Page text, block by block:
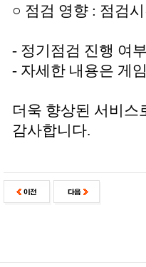
○ 점검 영향 : 점검
- 정기점검 진행 여
- 자세한 내용은 게
더욱 향상된 서비스
감사합니다.